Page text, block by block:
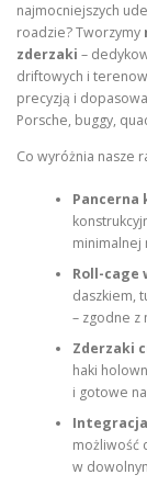
najmocniejszych
roadzie? Tworzymy
zderzaki –
driftowych i
precyzją i
Porsche, buggy,
Co wyróżnia nasze
Pancerna
minimalnej
Roll-cage
daszkiem,
– zgodne z
Zderzaki
haki
i gotowe
możliwość
w